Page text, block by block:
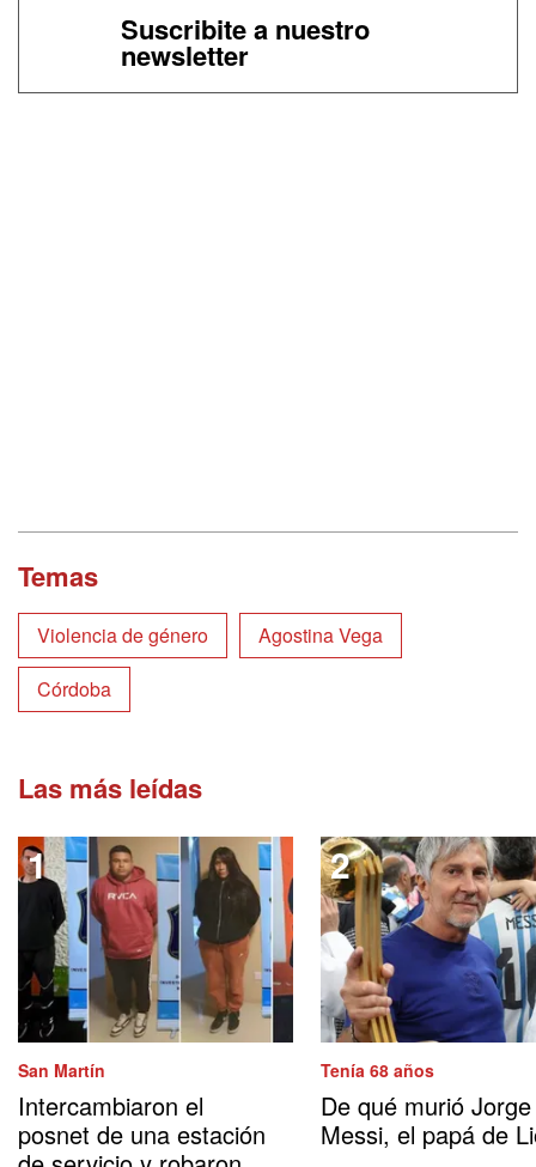
Suscribite a nuestro
newsletter
Temas
Violencia de género
Agostina Vega
Córdoba
Las más leídas
San Martín
Intercambiaron el
posnet de una estación
Tenía 68 años
De qué murió Jorge
Messi, el papá de